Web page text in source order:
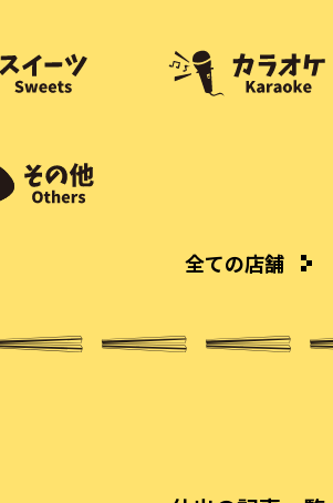
全ての店舗